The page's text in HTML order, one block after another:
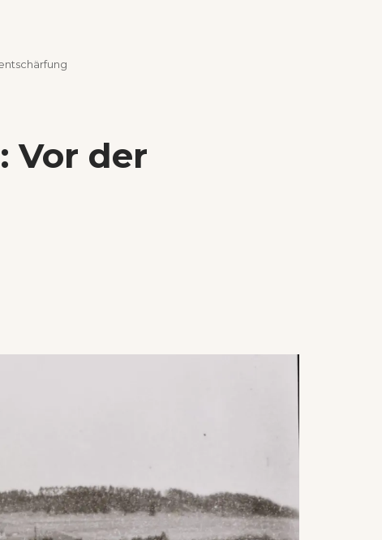
Vor der